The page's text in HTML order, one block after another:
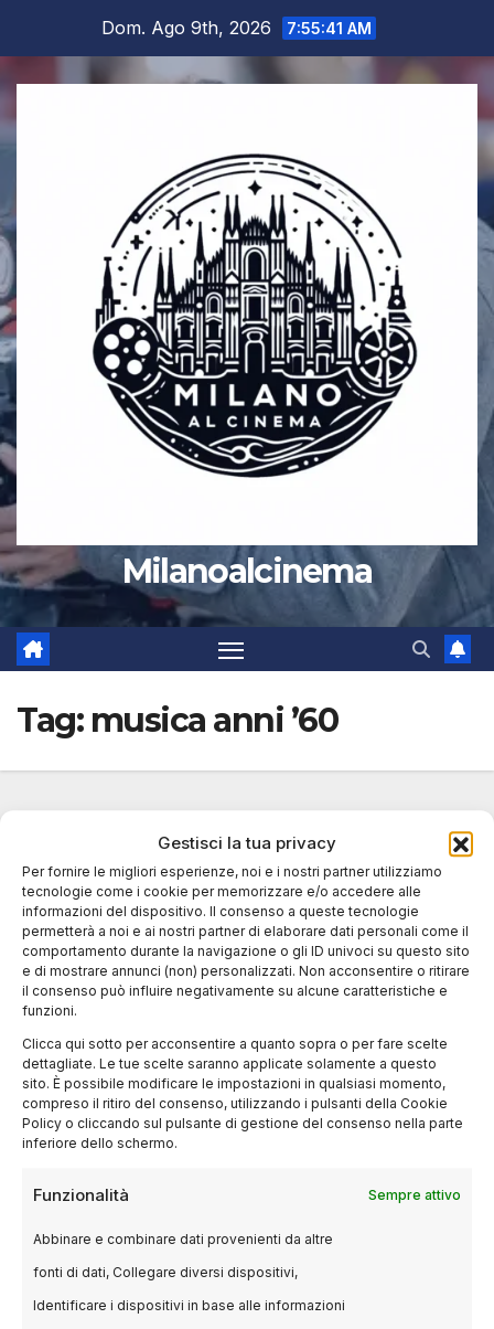
Gestisci la tua privacy
Per fornire le migliori esperienze, noi e i nostri partner utilizziamo
tecnologie come i cookie per memorizzare e/o accedere alle
informazioni del dispositivo. Il consenso a queste tecnologie
permetterà a noi e ai nostri partner di elaborare dati personali come il
comportamento durante la navigazione o gli ID univoci su questo sito
e di mostrare annunci (non) personalizzati. Non acconsentire o ritirare
il consenso può influire negativamente su alcune caratteristiche e
funzioni.
Clicca qui sotto per acconsentire a quanto sopra o per fare scelte
dettagliate. Le tue scelte saranno applicate solamente a questo
sito. È possibile modificare le impostazioni in qualsiasi momento,
compreso il ritiro del consenso, utilizzando i pulsanti della Cookie
Policy o cliccando sul pulsante di gestione del consenso nella parte
inferiore dello schermo.
Funzionalità Sempre attivo
Abbinare e combinare dati provenienti da altre
fonti di dati, Collegare diversi dispositivi,
Identificare i dispositivi in base alle informazioni
contenuto
Dom. Ago 9th, 2026 7:55:41 AM
Milanoalcinema
Tag: musica anni ’60
Becoming Led Zeppelin: il mito del
rock torna al cinema in un evento
imperdibile
16 GENNAIO 2025 LUCA TALOTTA